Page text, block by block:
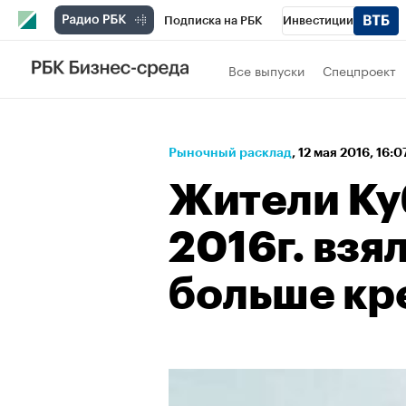
Подписка на РБК Инвестиции
Спорт
Технологии и медиа Финансы
Все выпуски Спецпроект
Рыночный расклад⁠, 12 мая 2016,
Жители
2016г.
больше